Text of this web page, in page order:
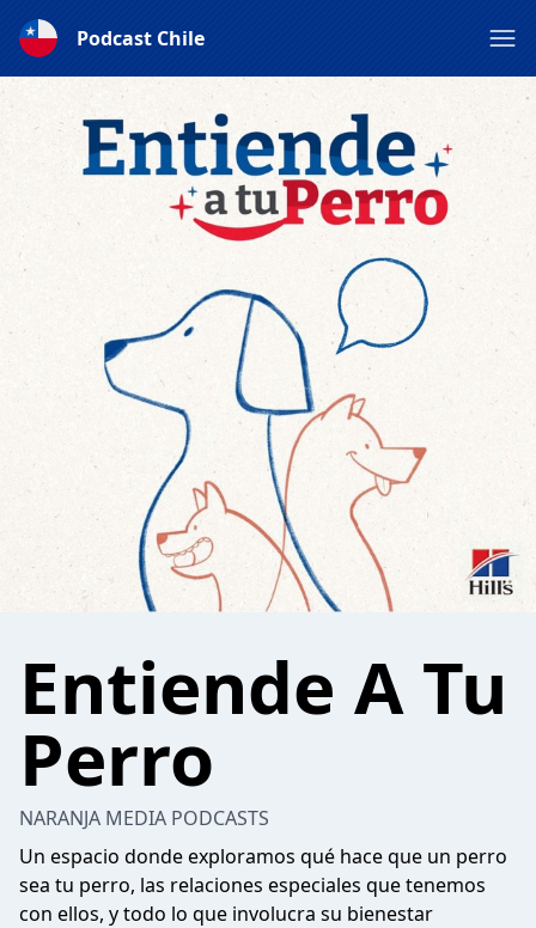
Podcast Chile
Entiende A Tu
Perro
NARANJA MEDIA PODCASTS
Un espacio donde exploramos qué hace que un perro
sea tu perro, las relaciones especiales que tenemos
con ellos, y todo lo que involucra su bienestar